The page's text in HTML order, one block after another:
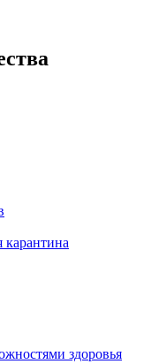
карантина
здоровья